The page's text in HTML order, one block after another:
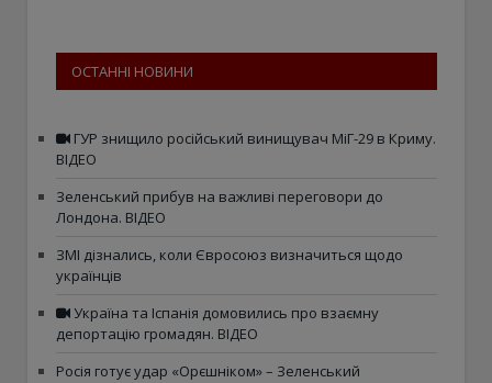
ОСТАННІ НОВИНИ
ГУР знищило російський винищувач МіГ-29 в Криму.
ВІДЕО
Зеленський прибув на важливі переговори до
Лондона. ВІДЕО
ЗМІ дізнались, коли Євросоюз визначиться щодо
українців
Україна та Іспанія домовились про взаємну
депортацію громадян. ВІДЕО
Росія готує удар «Орєшніком» – Зеленський